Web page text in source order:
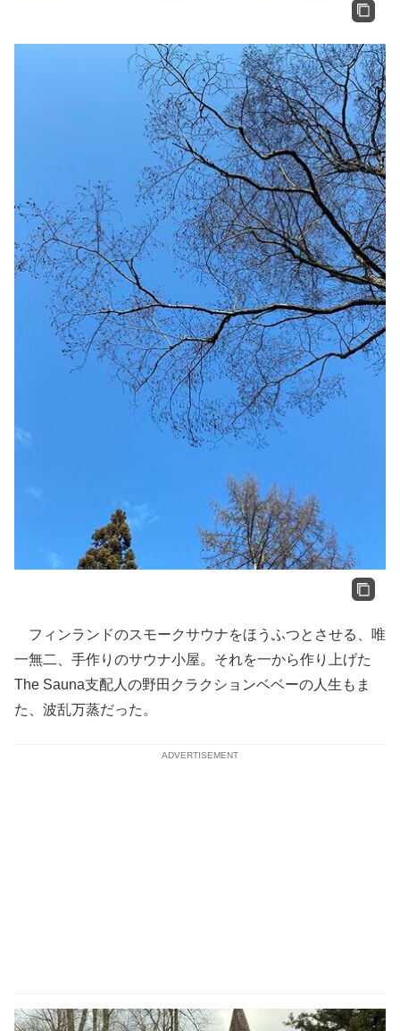
フィンランドのスモークサウナをほうふつとさせる、唯
一無二、手作りのサウナ小屋。それを一から作り上げた
The Sauna支配人の野田クラクションベベーの人生もま
た、波乱万蒸だった。
ADVERTISEMENT